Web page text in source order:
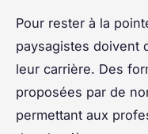
Pour rester à la
paysagistes doivent
leur carrière. Des
proposées par de
permettant aux